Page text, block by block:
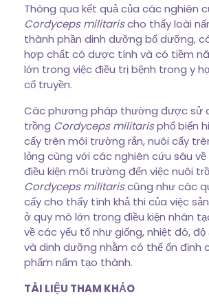
Thông qua kết quả của các nghiên
Cordyceps militarischo thấy loài
thành phần dinh dưỡng bổ dưỡng,
hợp chất có dược tính và có tiềm
lớn trong việc điều trị bệnh trong y
cổ truyền.
Các phương pháp thường được sử
trồng Cordyceps militarisphổ biến
cấy trên môi trường rắn, nuôi cấy
lỏng cùng với các nghiên cứu sâu
điều kiện môi trường đến việc nuôi
Cordyceps militariscũng như các
cấy cho thấy tính khả thi của việc
ở quy mô lớn trong điều kiện nhân
về các yếu tố như giống, nhiệt đô,
và dinh dưỡng nhằm có thể ổn định
phẩm nấm tạo thành.
TÀI LIỆU THAM KHẢO